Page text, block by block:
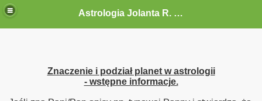
Astrologia Jolanta R. G.-Gołębiewska
Znaczenie i podział planet w astrologii
- wstępne informacje.